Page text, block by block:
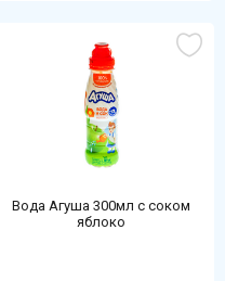
Вода Агуша 300мл с соком
яблоко